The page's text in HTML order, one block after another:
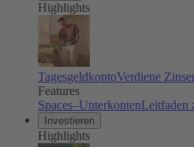
Highlights
TagesgeldkontoVerdiene
Features
Spaces–UnterkontenLeitfaden
Investieren
Highlights